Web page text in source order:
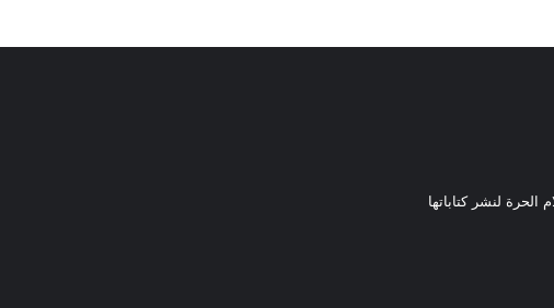
أ
لنشر كتاباتها